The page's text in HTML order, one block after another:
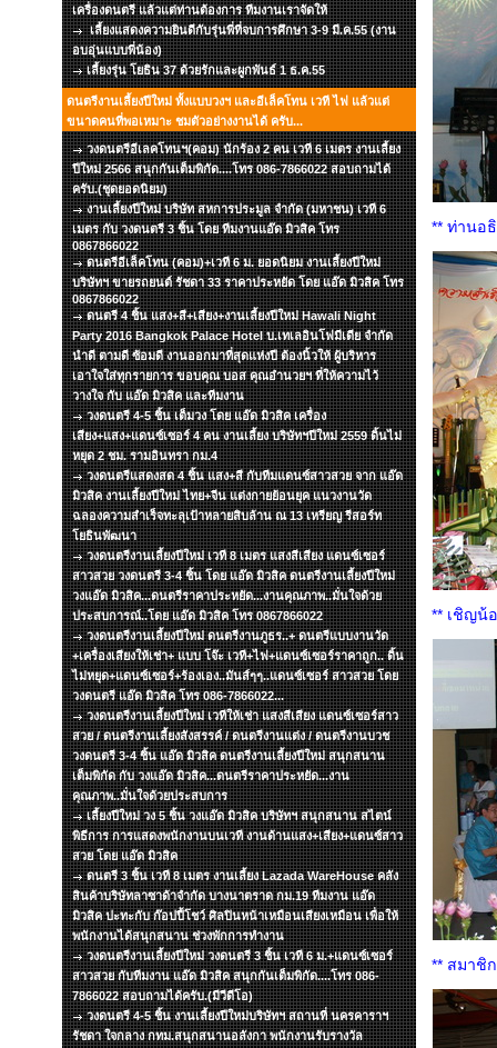
เครื่องดนตรี แล้วแต่ท่านต้องการ ทีมงานเราจัดให้
เลี้ยงแสดงความยินดีกับรุ่นพี่ที่จบการศึกษา 3-9 มี.ค.55 (งาน
อบอุ่นแบบพี่น้อง)
เลี้ยงรุ่น โยธิน 37 ด้วยรักและผูกพันธ์ 1 ธ.ค.55
ดนตรีงานเลี้ยงปีใหม่ ทั้งแบบวงฯ และอีเล็คโทน เวที ไฟ แล้วแต่
ขนาดคนที่พอเหมาะ ชมตัวอย่างงานได้ ครับ...
วงดนตรีอีเลคโทนฯ(คอม) นักร้อง 2 คน เวที 6 เมตร งานเลี้ยง
ปีใหม่ 2566 สนุกกันเต็มพิกัด....โทร 086-7866022 สอบถามได้
ครับ.(ชุดยอดนิยม)
งานเลี้ยงปีใหม่ บริษัท สหการประมูล จำกัด (มหาชน) เวที 6
เมตร กับ วงดนตรี 3 ชิ้น โดย ทีมงานแอ๊ด มิวสิค โทร
0867866022
ดนตรีอีเล็คโทน (คอม)+เวที 6 ม. ยอดนิยม งานเลี้ยงปีใหม่
บริษัทฯ ขายรถยนต์ รัชดา 33 ราคาประหยัด โดย แอ๊ด มิวสิค โทร
0867866022
ดนตรี 4 ชิ้น แสง+สี+เสียง+งานเลี้ยงปีใหม่ Hawali Night
Party 2016 Bangkok Palace Hotel บ.เทเลอินโฟมีเดีย จำกัด
นำดี ตามดี ซ้อมดี งานออกมาที่สุดแห่งปี ต้องนิ้วให้ ผู้บริหาร
เอาใจใส่ทุกรายการ ขอบคุณ บอส คุณอำนวยฯ ที่ให้ความไว้
วางใจ กับ แอ๊ด มิวสิค และทีมงาน
วงดนตรี 4-5 ชิ้น เต็มวง โดย แอ๊ด มิวสิค เครื่อง
เสียง+แสง+แดนซ์เซอร์ 4 คน งานเลี้ยง บริษัทฯปีใหม่ 2559 ดิ้นไม่
หยุด 2 ชม. รามอินทรา กม.4
วงดนตรีแสดงสด 4 ชิ้น แสง+สี กับทีมแดนซ์สาวสวย จาก แอ๊ด
มิวสิค งานเลี้ยงปีใหม่ ไทย+จีน แต่งกายย้อนยุค แนวงานวัด
ฉลองความสำเร็จทะลุเป้าหลายสิบล้าน ณ 13 เหรียญ รีสอร์ท
โยธินพัฒนา
วงดนตรีงานเลี้ยงปีใหม่ เวที 8 เมตร แสงสีเสียง แดนซ์เซอร์
สาวสวย วงดนตรี 3-4 ชิ้น โดย แอ๊ด มิวสิค ดนตรีงานเลี้ยงปีใหม่
วงแอ๊ด มิวสิค...ดนตรีราคาประหยัด...งานคุณภาพ..มั่นใจด้วย
ประสบการณ์..โดย แอ๊ด มิวสิค โทร 0867866022
วงดนตรีงานเลี้ยงปีใหม่ ดนตรีงานภูธร..+ ดนตรีแบบงานวัด
+เครื่องเสียงให้เช่า+ แบบ โจ๊ะ เวที+ไฟ+แดนซ์เซอร์ราคาถูก.. ดิ้น
ไม่หยุด+แดนซ์เซอร์+ร้องเอง..มันส์ๆๆ..แดนซ์เซอร์ สาวสวย โดย
วงดนตรี แอ๊ด มิวสิค โทร 086-7866022...
วงดนตรีงานเลี้ยงปีใหม่ เวทีให้เช่า แสงสีเสียง แดนซ์เซอร์สาว
สวย / ดนตรีงานเลี้ยงสังสรรค์ / ดนตรีงานแต่ง / ดนตรีงานบวช
วงดนตรี 3-4 ชิ้น แอ๊ด มิวสิค ดนตรีงานเลี้ยงปีใหม่ สนุกสนาน
เต็มพิกัด กับ วงแอ๊ด มิวสิค...ดนตรีราคาประหยัด...งาน
คุณภาพ..มั่นใจด้วยประสบการ
เลี้ยงปีใหม่ วง 5 ชิ้น วงแอ๊ด มิวสิค บริษัทฯ สนุกสนาน สไตน์
พิธีการ การแสดงพนักงานบนเวที งานด้านแสง+เสียง+แดนซ์สาว
สวย โดย แอ๊ด มิวสิค
ดนตรี 3 ชิ้น เวที 8 เมตร งานเลี้ยง Lazada WareHouse คลัง
สินค้าบริษัทลาซาด้าจำกัด บางนาตราด กม.19 ทีมงาน แอ๊ด
มิวสิค ปะทะกับ ก๊อปปี้โชว์ ศิลปินหน้าเหมือนเสียงเหมือน เพื่อให้
พนักงานได้สนุกสนาน ช่วงพักการทำงาน
วงดนตรีงานเลี้ยงปีใหม่ วงดนตรี 3 ชิ้น เวที 6 ม.+แดนซ์เซอร์
สาวสวย กับทีมงาน แอ๊ด มิวสิค สนุกกันเต็มพิกัด....โทร 086-
7866022 สอบถามได้ครับ.(มีวีดีโอ)
วงดนตรี 4-5 ชิ้น งานเลี้ยงปีใหม่บริษัทฯ สถานที่ นครคาราฯ
รัชดา ใจกลาง กทม.สนุกสนานอลังกา พนักงานรับรางวัล
** ท่านอ
** เชิญน้
** สมาชิ